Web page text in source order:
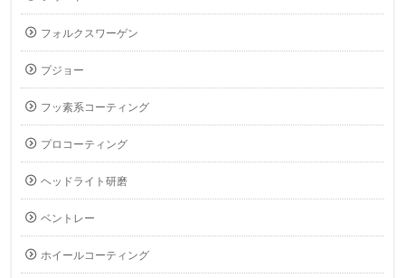
フォルクスワーゲン
プジョー
フッ素系コーティング
プロコーティング
ヘッドライト研磨
ベントレー
ホイールコーティング